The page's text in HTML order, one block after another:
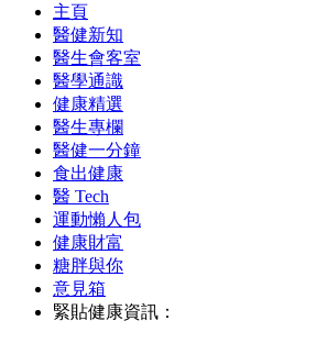
主頁
醫健新知
醫生會客室
醫學通識
健康精選
醫生專欄
醫健一分鐘
食出健康
醫 Tech
運動懶人包
健康財富
糖胖與你
意見箱
緊貼健康資訊：